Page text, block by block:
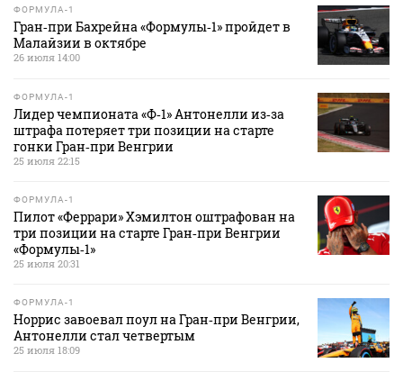
ФОРМУЛА-1
Гран‑при Бахрейна «Формулы‑1» пройдет в
Малайзии в октябре
26 июля 14:00
ФОРМУЛА-1
Лидер чемпионата «Ф‑1» Антонелли из‑за
штрафа потеряет три позиции на старте
гонки Гран‑при Венгрии
25 июля 22:15
ФОРМУЛА-1
Пилот «Феррари» Хэмилтон оштрафован на
три позиции на старте Гран‑при Венгрии
«Формулы‑1»
25 июля 20:31
ФОРМУЛА-1
Норрис завоевал поул на Гран‑при Венгрии,
Антонелли стал четвертым
25 июля 18:09